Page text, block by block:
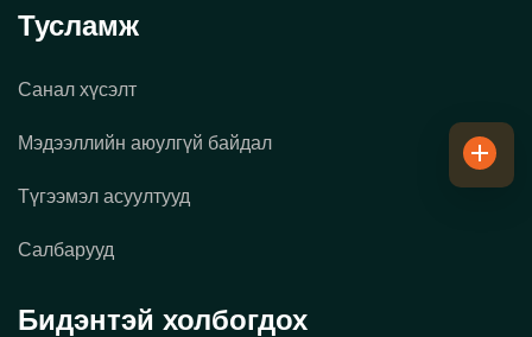
Тусламж
Санал хүсэлт
Мэдээллийн аюулгүй байдал
Түгээмэл асуултууд
Салбарууд
Бидэнтэй холбогдох